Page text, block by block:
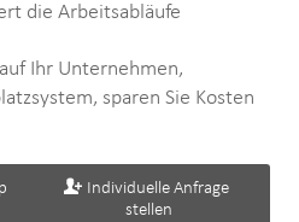
die Arbeitsabläufe
Ihr Unternehmen,
sparen Sie Kosten
Individuelle Anfrage
stellen